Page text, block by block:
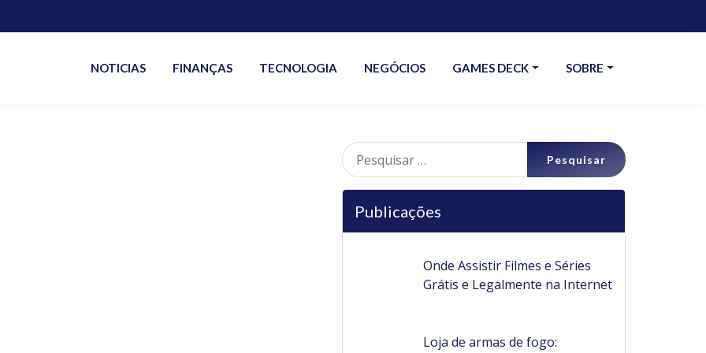
NOTICIAS FINANÇAS TECNOLOGIA NEGÓCIOS GAMES DECK SOBRE
Pesquisar
por:
Publicações
Onde Assistir Filmes e Séries
Grátis e Legalmente na Internet
Loja de armas de fogo: